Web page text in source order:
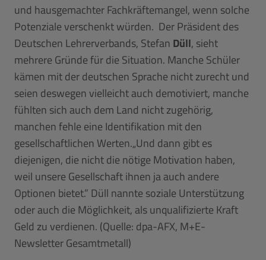
und hausgemachter Fachkräftemangel, wenn solche
Potenziale verschenkt würden. Der Präsident des
Deutschen Lehrerverbands, Stefan Düll, sieht
mehrere Gründe für die Situation. Manche Schüler
kämen mit der deutschen Sprache nicht zurecht und
seien deswegen vielleicht auch demotiviert, manche
fühlten sich auch dem Land nicht zugehörig,
manchen fehle eine Identifikation mit den
gesellschaftlichen Werten.„Und dann gibt es
diejenigen, die nicht die nötige Motivation haben,
weil unsere Gesellschaft ihnen ja auch andere
Optionen bietet.” Düll nannte soziale Unterstützung
oder auch die Möglichkeit, als unqualifizierte Kraft
Geld zu verdienen. (Quelle: dpa-AFX, M+E-
Newsletter Gesamtmetall)